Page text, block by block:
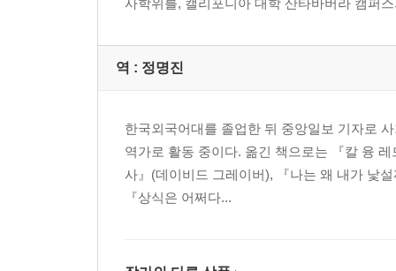
사학위를, 캘리포니아 대학 산타바버라 캠퍼
역 : 정명진
한국외국어대를 졸업한 뒤 중앙일보 기자로
역가로 활동 중이다. 옮긴 책으로는 『칼 융
사』(데이비드 그레이버), 『나는 왜 내가 낯
『상식은 어쩌다...